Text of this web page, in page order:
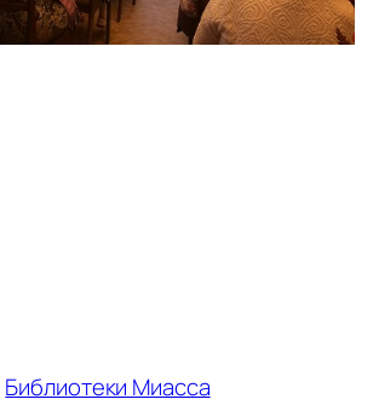
Библиотеки Миасса